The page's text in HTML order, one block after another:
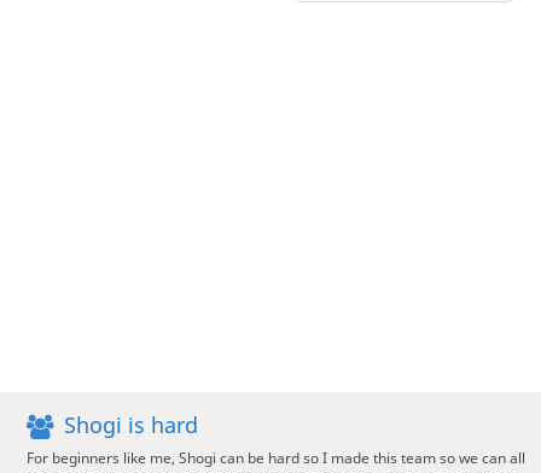
Shogi is hard
For beginners like me, Shogi can be hard so I made this team so we can all